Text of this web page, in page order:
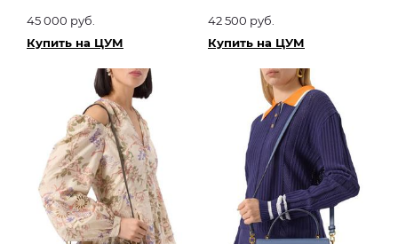
45 000 руб.
Купить на ЦУМ
42 500 руб.
Купить на ЦУМ